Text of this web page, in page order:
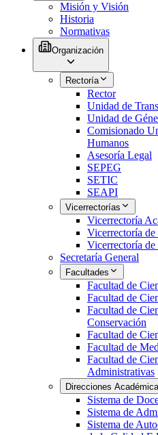
Misión y Visión
Historia
Normativas
Organización
Rectoría
Rector
Unidad de
Unidad de
Comisionado
Humanos
Asesoría Legal
SEPEG
SETIC
SEAPI
Vicerrectorías
Vicerrectoría
Vicerrectoría
Vicerrectoría
Secretaría General
Facultades
Facultad de
Facultad de
Facultad de
Conservación
Facultad de
Facultad de
Facultad de
Administrativas
Direcciones
Sistema de
Sistema de
Sistema de